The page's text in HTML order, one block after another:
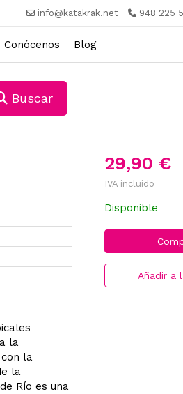
info@katakrak.net 948 225
Conócenos Blog
Buscar
29,90 €
IVA incluido
Disponible
Añadir a
la
la
la
Río es una